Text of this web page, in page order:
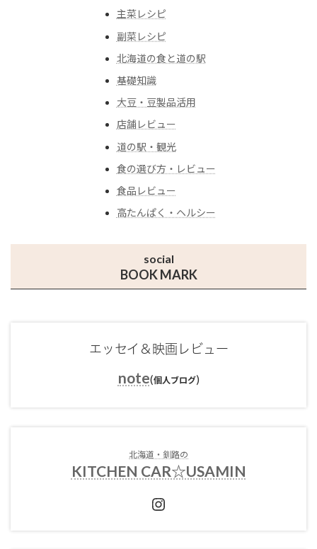
主菜レシピ
副菜レシピ
北海道の食と道の駅
基礎知識
大豆・豆製品活用
店舗レビュー
道の駅・観光
食の選び方・レビュー
食品レビュー
高たんぱく・ヘルシー
social
BOOK MARK
エッセイ＆映画レビュー
note(個人ブログ)
北海道・釧路の
KITCHEN CAR☆USAMIN
Instagram